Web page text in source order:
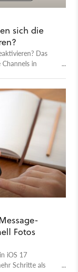
sich die
Das
in
Fotos
iOS 17
Schritte als